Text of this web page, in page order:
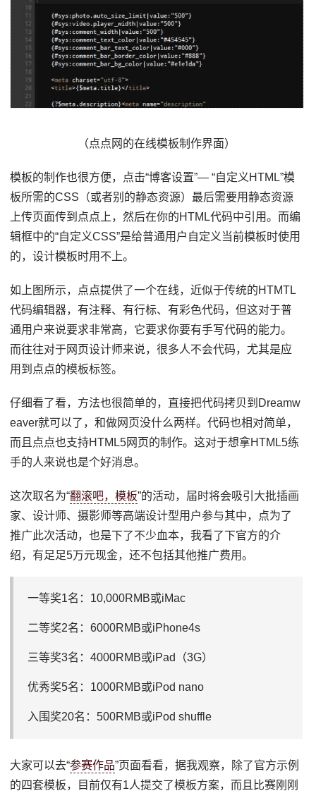
（点点网的在线模板制作界面）
模板的制作也很方便，点击“博客设置”— “自定义HTML”模
板所需的CSS（或者别的静态资源）最后需要用静态资源
上传页面传到点点上，然后在你的HTML代码中引用。而编
辑框中的“自定义CSS”是给普通用户自定义当前模板时使用
的，设计模板时用不上。
如上图所示，点点提供了一个在线，近似于传统的HTMTL
代码编辑器，有注释、有行标、有彩色代码，但这对于普
通用户来说要求非常高，它要求你要有手写代码的能力。
而往往对于网页设计师来说，很多人不会代码，尤其是应
用到点点的模板标签。
仔细看了看，方法也很简单的，直接把代码拷贝到Dreamw
eaver就可以了，和做网页没什么两样。代码也相对简单，
而且点点也支持HTML5网页的制作。这对于想拿HTML5练
手的人来说也是个好消息。
这次取名为“翻滚吧，模板”的活动，届时将会吸引大批插画
家、设计师、摄影师等高端设计型用户参与其中，点为了
推广此次活动，也是下了不少血本，我看了下官方的介
绍，有足足5万元现金，还不包括其他推广费用。
一等奖1名：10,000RMB或iMac
二等奖2名：6000RMB或iPhone4s
三等奖3名：4000RMB或iPad（3G）
优秀奖5名：1000RMB或iPod nano
入围奖20名：500RMB或iPod shuffle
大家可以去“参赛作品”页面看看，据我观察，除了官方示例
的四套模板，目前仅有1人提交了模板方案，而且比赛刚刚